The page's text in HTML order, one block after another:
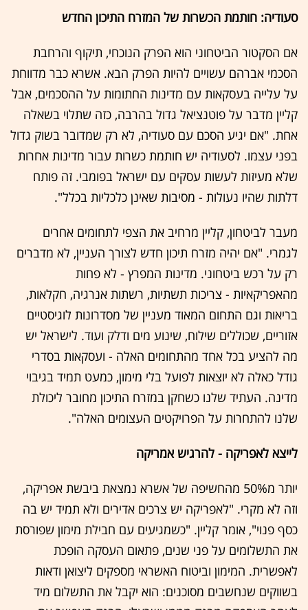
סעודיה: חותמת הכשרות של המזרח התיכון החדש
אם הסקטור הביטחוני הוא הפרק הנוכחי, תיקוף והרחבת
הסכמי אברהם עשויים להיות הפרק הבא. אשרא כבר מדווחת
על עלייה בעסקאות עם מדינות החתומות על ההסכמים, אבל
קליין מדבר על פוטנציאל גדול בהרבה, כזה שתלוי בשאלה
אחת. "אם יגיע הסכם עם סעודיה, לא רק שמדובר בשוק גדול
בפני עצמו. לסעודיה יש חותמת כשרות עבור מדינות אחרות
שלא מעיזות לעשות עסקים עם ישראל בפומבי. זה פותח
דלתות שהיו נעולות - מסיבות שאינן כלכליות בכלל".
מעבר לביטחון, קליין מרחיב את הצפי לתחומים אחרים
לגמרי. "אם יהיה מזרח תיכון חדש לצורך העניין, לא מדברים
רק על רכש ביטחוני. מדינות המפרץ - לא פחות
מהאפריקאיות - צריכות תשתיות, רשתות אנרגיה, חקלאות,
בריאות וגם התחום המאוד מעניין של מסדרונות לוגיסטיים
אזוריים, שכוללים שילוח, שינוע מים ודלק ועוד. לישראל יש
מה להציע בכל אחד מהתחומים האלה - ועסקאות בסדרי
גודל כאלה לא יוצאות לפועל בלי מימון, כמעט תמיד בגיבוי
מדינה. העתיד שלנו כשחקן במזרח התיכון מחובר ליכולת
שלנו להתחרות על הפרויקטים העצומים האלה".
לייצא לאפריקה - להרגיש אמריקה
יותר מ50% מהחשיפה של אשרא נמצאת ביבשת אפריקה,
וזה לא מקרי. "לאפריקה יש צרכים אדירים ולא תמיד יש בה
כסף פנוי", אומר קליין. "כשמגיעים עם חבילת מימון שפורסת
את התשלומים על פני שנים, פתאום העסקה הופכת
לאפשרית. המימון וביטוח האשראי מספקים ליצואן ודאות
בשווקים שנחשבים מסוכנים: הוא יקבל את התשלום מיד